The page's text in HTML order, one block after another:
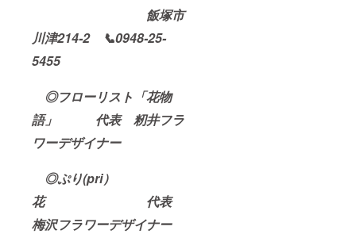
飯塚市
川津214-2 📞0948-25-
5455
◎フローリスト「花物
語」 代表 籾井フラ
ワーデザイナー
◎ぷり(pri）
花 代表
梅沢フラワーデザイナー